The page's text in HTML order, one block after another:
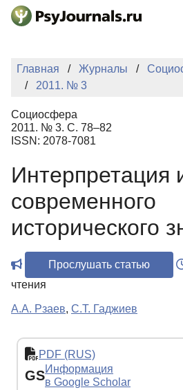
Перейти к основному содержанию
НОВОСТИ
Главная Журналы
2011. № 3
Социосфера
2011. № 3. С. 78–82
ISSN: 2078-7081
Интерпретация
современного
исторического
Прослушать статью
чтения
А.А. Рзаев, С.Т. Гаджиев
PDF (RUS)
GSИнформация
в Google Scholar